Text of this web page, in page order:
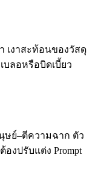
เงาสะท้อนของวัสดุ
บลอหรือบิดเบี้ยว
ษย์–ตีความฉาก ตัว
งปรับแต่ง Prompt